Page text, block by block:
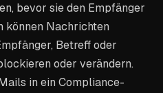
bevor sie den Empfänger
können Nachrichten
Betreff oder
oder verändern.
in ein Compliance-